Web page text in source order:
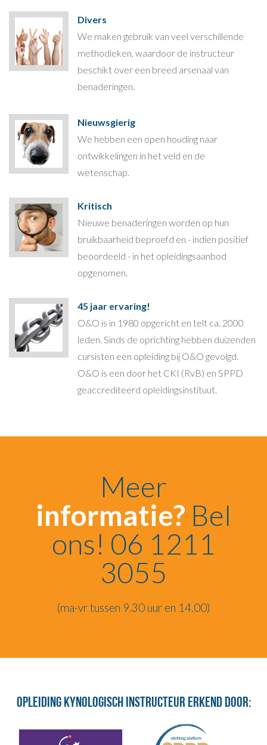
Divers
We maken gebruik van veel verschillende
methodieken, waardoor de instructeur
beschikt over een breed arsenaal van
benaderingen.
Nieuwsgierig
We hebben een open houding naar
ontwikkelingen in het veld en de
wetenschap.
Kritisch
Nieuwe benaderingen worden op hun
bruikbaarheid beproefd en - indien positief
beoordeeld - in het opleidingsaanbod
opgenomen.
45 jaar ervaring!
O&O is in 1980 opgericht en telt ca. 2000
leden. Sinds de oprichting hebben duizenden
cursisten een opleiding bij O&O gevolgd.
O&O is een door het CKI (RvB) en SPPD
geaccrediteerd opleidingsinstituut.
Meer
informatie? Bel
ons! 06 1211
3055
(ma-vr tussen 9.30 uur en 14.00)
Opleiding Kynologisch Instructeur erkend door: